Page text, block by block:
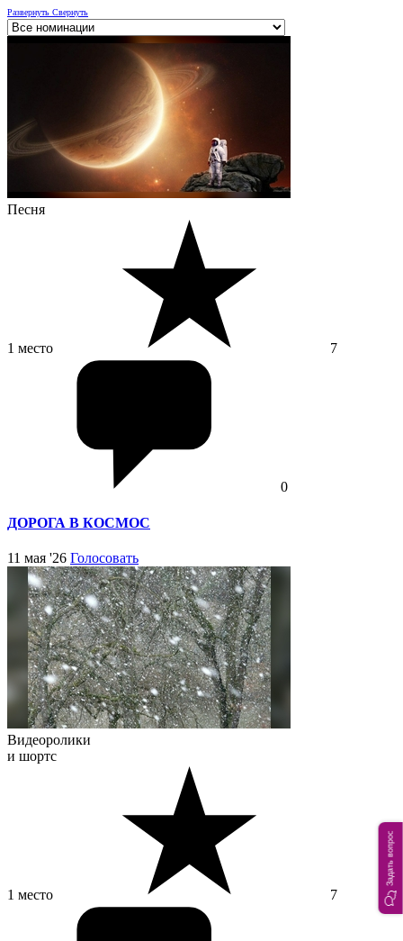
Развернуть Свернуть
Песня
1 место 7
0
ДОРОГА В КОСМОС
11 мая '26 Голосовать
Видеоролики
и шортс
1 место 7
Задать вопрос